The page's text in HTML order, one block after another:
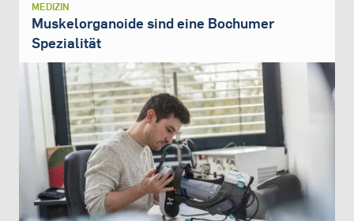
MEDIZIN
Muskelorganoide sind eine Bochumer
Spezialität